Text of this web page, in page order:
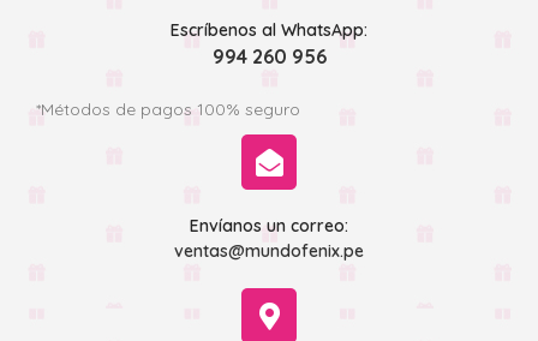
Escríbenos al WhatsApp:
994 260 956
*Métodos de pagos 100% seguro
Envíanos un correo:
ventas@mundofenix.pe